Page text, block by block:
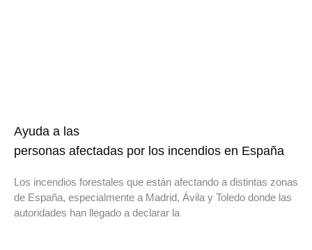
Ayuda a las
personas afectadas por los incendios en España
Los incendios forestales que están afectando a distintas zonas
de España, especialmente a Madrid, Ávila y Toledo donde las
autoridades han llegado a declarar la